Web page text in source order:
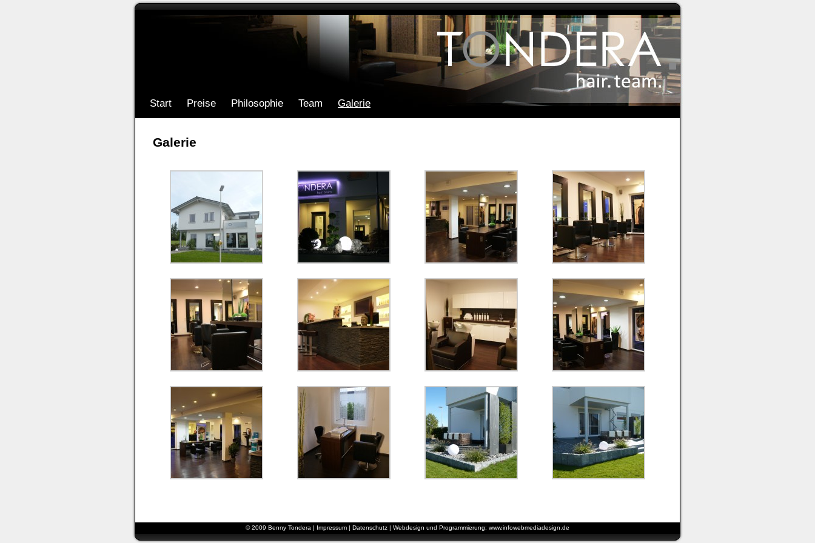
Start Preise Philosophie Team Galerie
Galerie
© 2009 Benny Tondera | Impressum | Datenschutz | Webdesign und Programmierung: www.infowebmediadesign.de